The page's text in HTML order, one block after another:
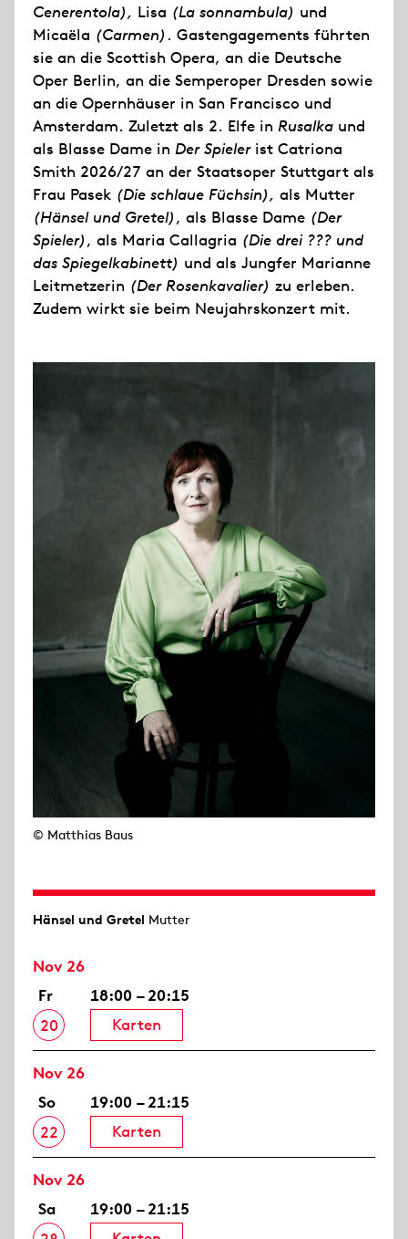
Cenerentola), Lisa (La sonnambula) und
Micaëla (Carmen) . Gastengagements führten
sie an die Scottish Opera, an die Deutsche
Oper Berlin, an die Semperoper Dresden sowie
an die Opernhäuser in San Francisco und
Amsterdam. Zuletzt als 2. Elfe in Rusalka und
als Blasse Dame in Der Spielerist Catriona
Smith 2026/27 an der Staatsoper Stuttgart als
Frau Pasek (Die schlaue Füchsin), als Mutter
(Hänsel und Gretel), als Blasse Dame (Der
Spieler), als Maria Callagria (Die drei ??? und
das Spiegelkabinett) und als Jungfer Marianne
Leitmetzerin (Der Rosenkavalier) zu erleben.
Zudem wirkt sie beim Neujahrskonzert mit.
© Matthias Baus
Hänsel und Gretel Mutter
Nov 26
Fr
20
18:00 – 20:15
Karten
Nov 26
So
22
19:00 – 21:15
Karten
Nov 26
Sa
19:00 – 21:15